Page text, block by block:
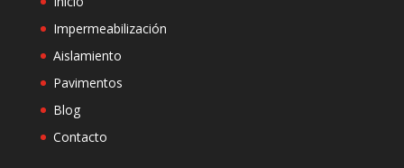
Impermeabilización
Aislamiento
Pavimentos
Blog
Contacto